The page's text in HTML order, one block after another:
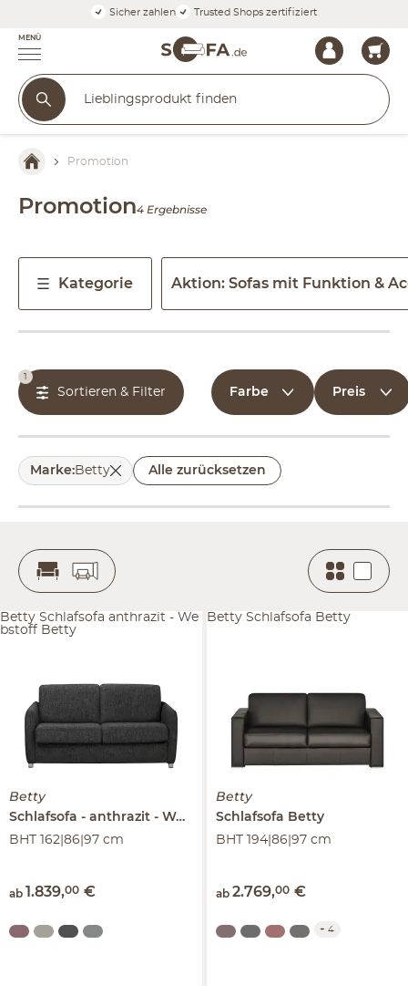
Sicher zahlen Trusted Shops zertifiziert
MENÜ
Promotion
Promotion4 Ergebnisse
Kategorie Aktion: Sofas mit Funktion &
1
Sortieren & Filter Farbe Preis
Marke:Betty Alle zurücksetzen
Betty
Schlafsofa anthrazit - Webstoff
Betty
BHT 162|86|97 cm
ab 1.839,00 €
Betty Schlafsofa anthrazit - We
bstoff Betty
Betty
Schlafsofa Betty
BHT 194|86|97 cm
ab 2.769,00 €
Betty Schlafsofa Betty
+ 4